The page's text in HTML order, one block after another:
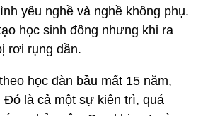
yêu nghề và nghề không phụ.
học sinh đông nhưng khi ra
rơi rụng dần.
học đàn bầu mất 15 năm,
Đó là cả một sự kiên trì, quá